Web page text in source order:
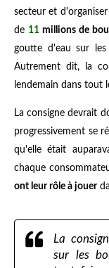
secteur et
de 11millions de
goutte d'eau sur les
Autrement dit, la
lendemain dans tout
La consigne devrait
progressivement se
qu'elle était
chaque
ont leur rôle à jouer
La
sur les